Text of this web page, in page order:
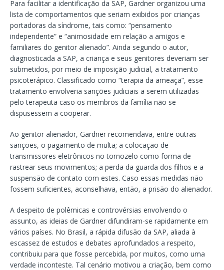
Para facilitar a identificação da SAP, Gardner organizou uma
lista de comportamentos que seriam exibidos por crianças
portadoras da síndrome, tais como: “pensamento
independente” e “animosidade em relação a amigos e
familiares do genitor alienado”. Ainda segundo o autor,
diagnosticada a SAP, a criança e seus genitores deveriam ser
submetidos, por meio de imposição judicial, a tratamento
psicoterápico. Classificado como “terapia da ameaça”, esse
tratamento envolveria sanções judiciais a serem utilizadas
pelo terapeuta caso os membros da família não se
dispusessem a cooperar.
Ao genitor alienador, Gardner recomendava, entre outras
sanções, o pagamento de multa; a colocação de
transmissores eletrônicos no tornozelo como forma de
rastrear seus movimentos; a perda da guarda dos filhos e a
suspensão de contato com estes. Caso essas medidas não
fossem suficientes, aconselhava, então, a prisão do alienador.
A despeito de polêmicas e controvérsias envolvendo o
assunto, as ideias de Gardner difundiram-se rapidamente em
vários países. No Brasil, a rápida difusão da SAP, aliada à
escassez de estudos e debates aprofundados a respeito,
contribuiu para que fosse percebida, por muitos, como uma
verdade inconteste. Tal cenário motivou a criação, bem como